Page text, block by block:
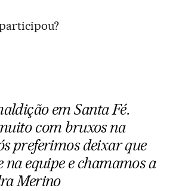
em Santa Fé.
com bruxos na
preferimos deixar que
na equipe e chamamos a
Merino